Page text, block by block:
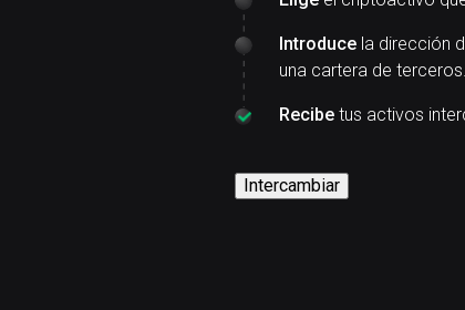
Introduce la dirección
una cartera de terceros.
Recibe tus activos
Intercambiar